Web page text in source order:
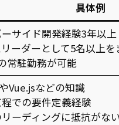
具体例
ーサイド開発経験3年以上
リーダーとして5名以上
常駐勤務が可能
Vue.jsなどの知識
程での要件定義経験
リーディングに抵抗がな